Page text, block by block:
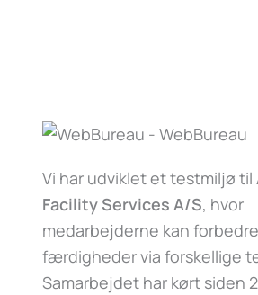
Vi har udviklet et testmiljø til
Facility Services A/S, hvor
medarbejderne kan
færdigheder via forskellige
Samarbejdet har kørt siden